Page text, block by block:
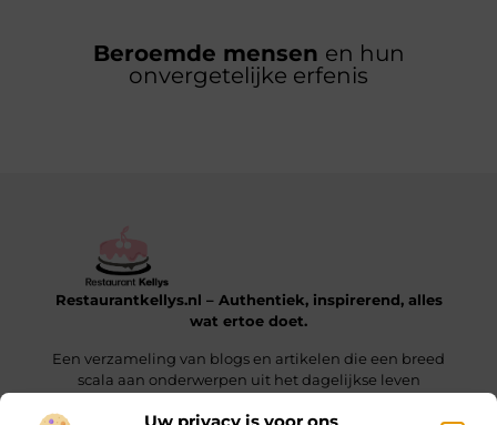
Uw privacy is voor ons
Beroemde mensen en hun
onvergetelijke erfenis
Restaurantkellys.nl – Authentiek, inspirerend, alles
wat ertoe doet.
Een verzameling van blogs en artikelen die een breed
scala aan onderwerpen uit het dagelijkse leven